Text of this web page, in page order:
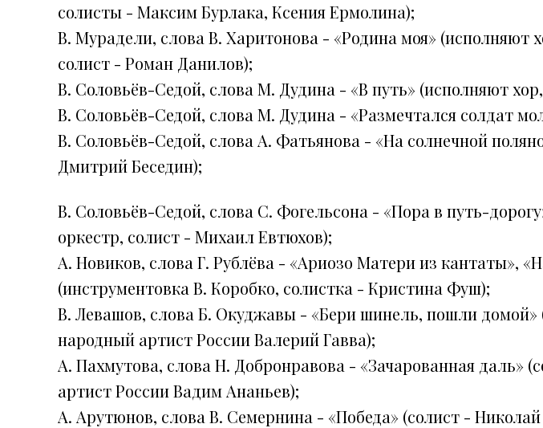
солисты - Максим Бурлака, Ксения Ермолина);
В. Мурадели, слова В. Харитонова - «Родина моя» (исполняют
солист - Роман Данилов);
В. Соловьёв-Седой, слова М. Дудина - «В путь» (исполняют
В. Соловьёв-Седой, слова М. Дудина - «Размечтался солдат
В. Соловьёв-Седой, слова А. Фатьянова - «На солнечной
Дмитрий Беседин);
В. Соловьёв-Седой, слова С. Фогельсона - «Пора в путь-
оркестр, солист - Михаил Евтюхов);
А. Новиков, слова Г. Рублёва - «Ариозо Матери из кантаты»,
(инструментовка В. Коробко, солистка - Кристина Фуш);
В. Левашов, слова Б. Окуджавы - «Бери шинель, пошли домой»
народный артист России Валерий Гавва);
А. Пахмутова, слова Н. Добронравова - «Зачарованная даль»
артист России Вадим Ананьев);
А. Арутюнов, слова В. Семернина - «Победа» (солист -